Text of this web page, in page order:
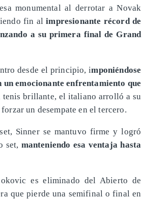
monumental al derrotar a Novak
fin al impresionante récord de
a su primera final de Grand
desde el principio, imponiéndose
emocionante enfrentamiento que
tenis brillante, el italiano arrolló a su
un desempate en el tercero.
Sinner se mantuvo firme y logró
set, manteniendo esa ventaja hasta
es eliminado del Abierto de
que pierde una semifinal o final en